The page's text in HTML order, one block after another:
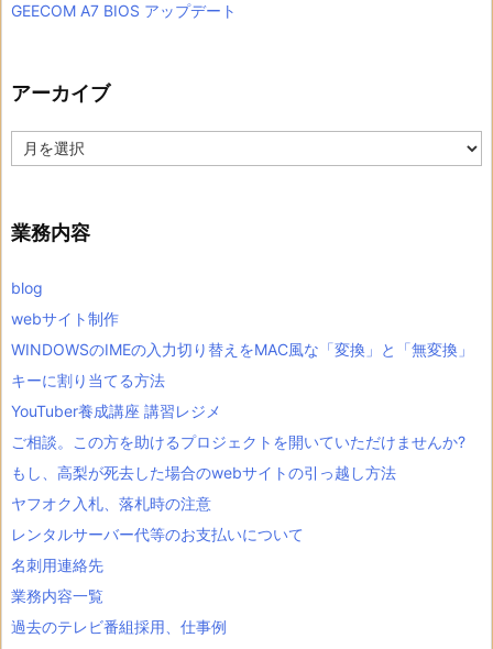
GEECOM A7 BIOS アップデート
アーカイブ
ー
ブ
業務内容
blog
webサイト制作
WINDOWSのIMEの入力切り替えをMAC風な「変換」と「無変換」
キーに割り当てる方法
YouTuber養成講座 講習レジメ
ご相談。この方を助けるプロジェクトを開いていただけませんか?
もし、高梨が死去した場合のwebサイトの引っ越し方法
ヤフオク入札、落札時の注意
レンタルサーバー代等のお支払いについて
名刺用連絡先
業務内容一覧
過去のテレビ番組採用、仕事例